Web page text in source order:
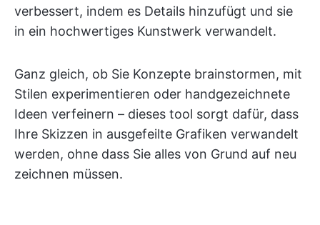
verbessert, indem es Details hinzufügt und sie
in ein hochwertiges Kunstwerk verwandelt.
Ganz gleich, ob Sie Konzepte brainstormen, mit
Stilen experimentieren oder handgezeichnete
Ideen verfeinern – dieses tool sorgt dafür, dass
Ihre Skizzen in ausgefeilte Grafiken verwandelt
werden, ohne dass Sie alles von Grund auf neu
zeichnen müssen.